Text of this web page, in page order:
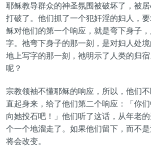
耶稣教导群众的神圣氛围被破坏了，被
打破了。他们抓了一个犯奸淫的妇人，
稣对他们的第一个响应，就是弯下身子
字。祂弯下身子的那一刻，是对妇人处
地上写字的那一刻，祂明示了人类的归
呢？
宗教领袖不懂耶稣的响应，所以，他们
直起身来，给了他们第二个响应：「你
向她投石吧！」他们听了这话，从年老
个一个地溜走了。如果他们留下，而不
将会改变。